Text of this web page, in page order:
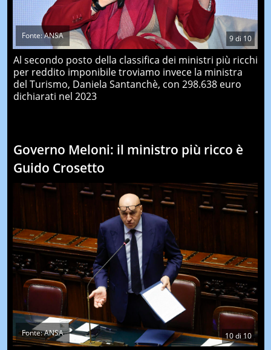
9di 10
Fonte: ANSA
Al secondo posto della classifica dei ministri più ricchi
per reddito imponibile troviamo invece la ministra
del Turismo, Daniela Santanchè, con 298.638 euro
dichiarati nel 2023
Governo Meloni: il ministro più ricco è
Guido Crosetto
10di 10
Fonte: ANSA